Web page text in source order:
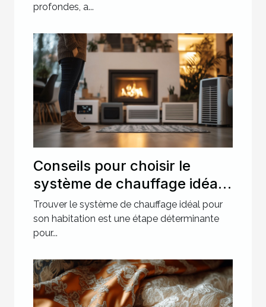
profondes, a...
Conseils pour choisir le
système de chauffage idéal
pour votre maison
Trouver le système de chauffage idéal pour
son habitation est une étape déterminante
pour...